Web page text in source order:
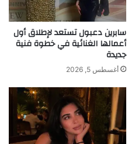
ا
ق
ر
ي
ب
س
ن
ت
س
ت
ع
و
سابرين دعبول تستعد لإطلاق أول
أعمالها الغنائية في خطوة فنية
جديدة
أغسطس 5, 2026